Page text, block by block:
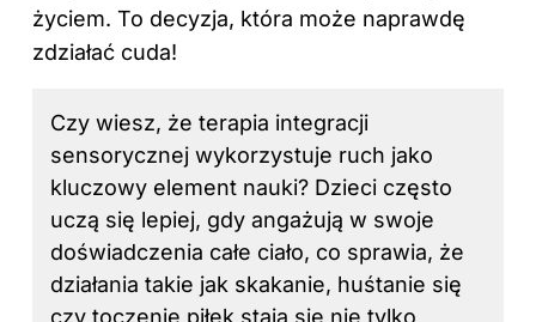
życiem. To decyzja, która może naprawdę
zdziałać cuda!
Czy wiesz, że terapia integracji
sensorycznej wykorzystuje ruch jako
kluczowy element nauki? Dzieci często
uczą się lepiej, gdy angażują w swoje
doświadczenia całe ciało, co sprawia, że
działania takie jak skakanie, huśtanie się